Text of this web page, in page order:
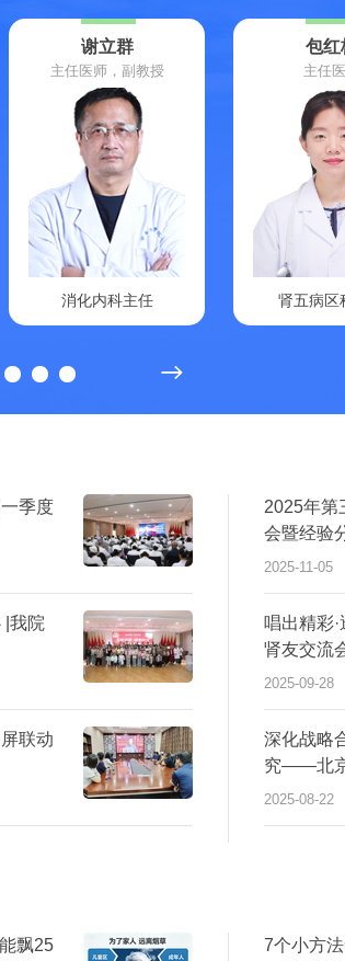
谢立群
主任医师，副教授
消化内科主任
包红
主任
肾五病区
届肾友交流会温情落
2025-09-28
就诊观礼两
季度
2025年第
会暨经验
2025-11-05
|我院
唱出精彩
肾友交流
2025-09-28
联动
深化战略
究——北
合体落户
2025-08-22
飘25 7个小方